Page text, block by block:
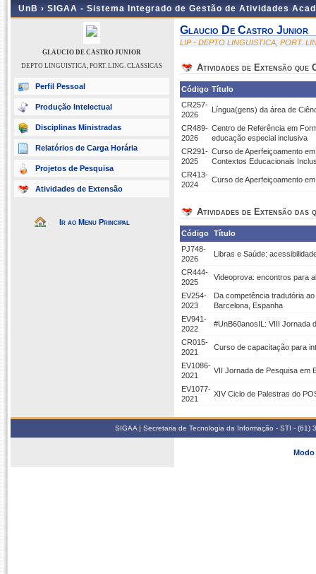
UnB › SIGAA - Sistema Integrado de Gestão de Atividades
GLAUCIO DE CASTRO JUNIOR
DEPTO LINGUISTICA, PORT. LING. CLASSICAS
Perfil Pessoal
Produção Intelectual
Disciplinas Ministradas
Relatórios de Carga Horária
Projetos de Pesquisa
Atividades de Extensão
Ir ao Menu Principal
Glaucio De Castro Junior
LIP - DEPTO LINGUISTICA, PORT.
Atividades de Extensão que
Código Título
CR257-
2026
Língua(gens) da área de
CR489-
2026
Centro de Referência em
educação especial inclusiva
CR291-
2025
Curso de Aperfeiçoamento
Contextos Educacionais
CR413-
2024
Curso de Aperfeiçoamento
Atividades de Extensão das
Código Título
PJ748-
2026
Libras e Saúde:
CR444-
2025
Videoprova: encontros para
EV254-
2023
Da competência tradutória
Barcelona, Espanha
EV941-
2022
#UnB60anosIL: VIII Jornada
CR015-
2021
Curso de capacitação para
EV1086-
2021
VII Jornada de Pesquisa em
EV1077-
2021
XIV Ciclo de Palestras do
SIGAA | Secretaria de Tecnologia da Informação - STI -
Modo